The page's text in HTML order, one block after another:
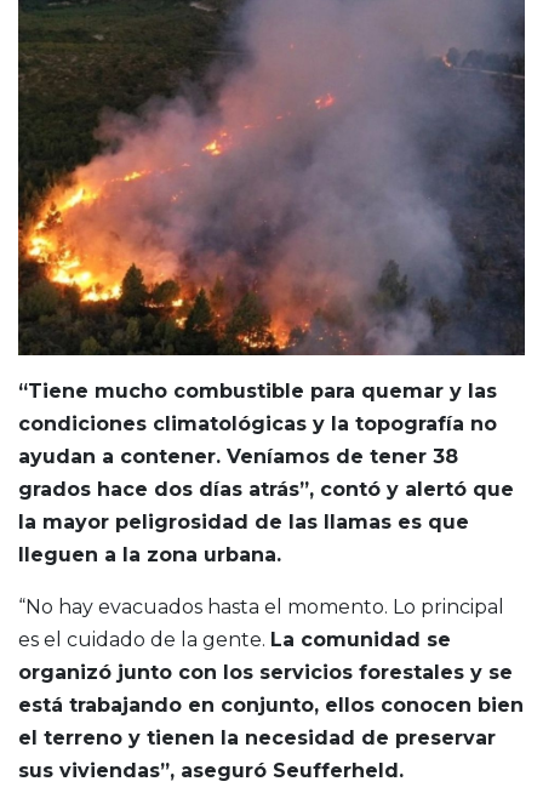
“Tiene mucho combustible para quemar y las
condiciones climatológicas y la topografía no
ayudan a contener. Veníamos de tener 38
grados hace dos días atrás”, contó y alertó que
la mayor peligrosidad de las llamas es que
lleguen a la zona urbana.
“No hay evacuados hasta el momento. Lo principal
es el cuidado de la gente. La comunidad se
organizó junto con los servicios forestales y se
está trabajando en conjunto, ellos conocen bien
el terreno y tienen la necesidad de preservar
sus viviendas”, aseguró Seufferheld.